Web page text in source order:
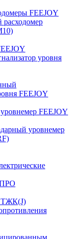
FEEJOY
уровня
FEEJOY
FEEJOY
уровнемер